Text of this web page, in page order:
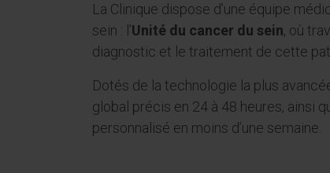
La Clinique dispose d’une équipe
sein : l’Unité du cancer du sein, où
diagnostic et le traitement de cette
Dotés de la technologie la plus
global précis en 24 à 48 heures, ainsi
personnalisé en moins d’une semaine.